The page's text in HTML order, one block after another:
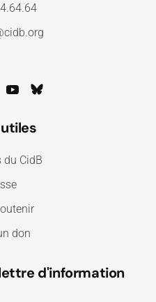
du CidB
don
d'information